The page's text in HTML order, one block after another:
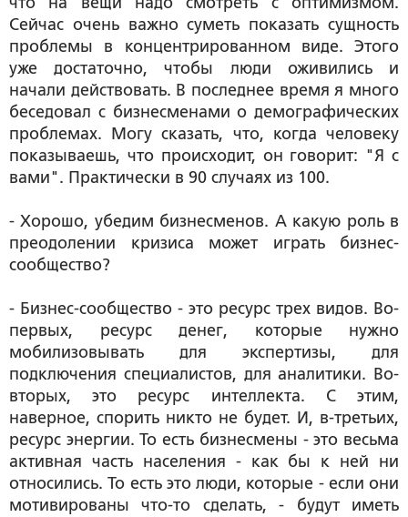
Сейчас очень важно суметь показать сущность
проблемы в концентрированном виде. Этого
уже достаточно, чтобы люди оживились и
начали действовать. В последнее время я много
беседовал с бизнесменами о демографических
проблемах. Могу сказать, что, когда человеку
показываешь, что происходит, он говорит: "Я с
вами". Практически в 90 случаях из 100.
- Хорошо, убедим бизнесменов. А какую роль в
преодолении кризиса может играть бизнес-
сообщество?
- Бизнес-сообщество - это ресурс трех видов. Во-
первых, ресурс денег, которые нужно
мобилизовывать для экспертизы, для
подключения специалистов, для аналитики. Во-
вторых, это ресурс интеллекта. С этим,
наверное, спорить никто не будет. И, в-третьих,
ресурс энергии. То есть бизнесмены - это весьма
активная часть населения - как бы к ней ни
относились. То есть это люди, которые - если они
мотивированы что-то сделать, - будут иметь